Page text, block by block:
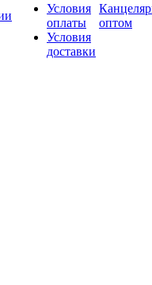
Условия
оплаты
Условия
доставки
оптом